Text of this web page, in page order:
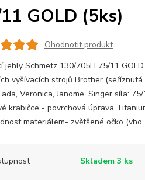
GOLD (5ks)
Ohodnotit produkt
jehly Schmetz 130/705H 75/11
vyšívacích strojů Brother
Veronica, Janome, Singer síla:
krabičce - povrchová úprava
materiálem- zvětšené očko
Skladem 3 ks